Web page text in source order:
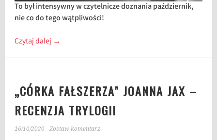
To był intensywny w czytelnicze doznania październik,
nie co do tego wątpliwości!
Czytaj dalej →
„CÓRKA FAŁSZERZA” JOANNA JAX –
RECENZJA TRYLOGII
16/10/2020 Zostaw komentarz